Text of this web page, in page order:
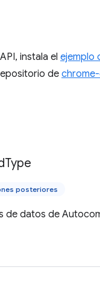
instala el ejemplo
de
Type
posteriores
de datos de